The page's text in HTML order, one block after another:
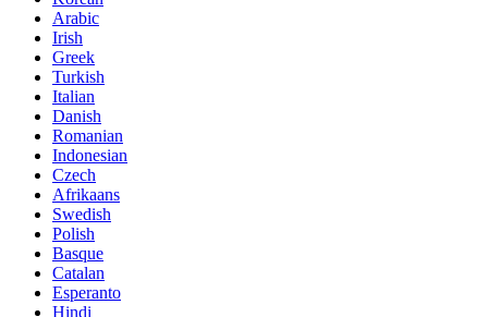
Arabic
Irish
Greek
Turkish
Italian
Danish
Romanian
Indonesian
Czech
Afrikaans
Swedish
Polish
Basque
Catalan
Esperanto
Hindi